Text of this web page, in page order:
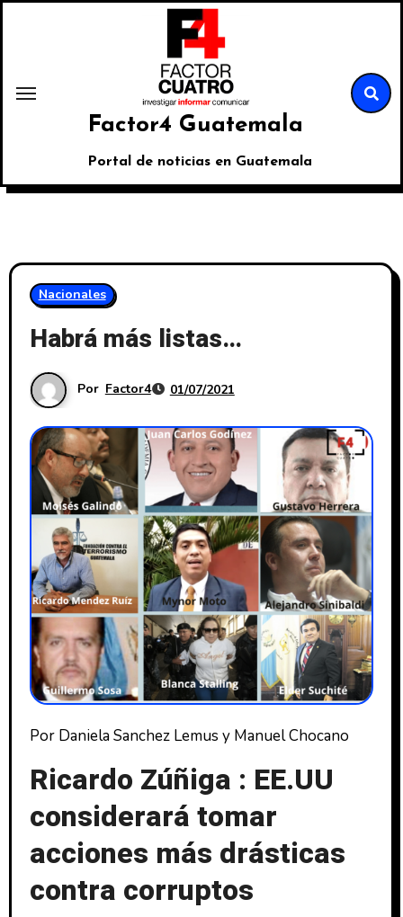
Factor4 Guatemala
Portal de noticias en Guatemala
Nacionales
Habrá más listas…
Por Factor4 01/07/2021
Por Daniela Sanchez Lemus y Manuel Chocano
Ricardo Zúñiga : EE.UU
considerará tomar
acciones más drásticas
contra corruptos